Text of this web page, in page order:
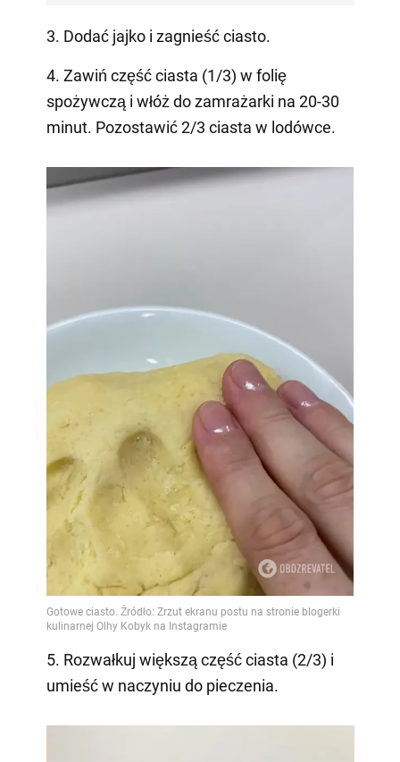
3. Dodać jajko i zagnieść ciasto.
4. Zawiń część ciasta (1/3) w folię
spożywczą i włóż do zamrażarki na 20-30
minut. Pozostawić 2/3 ciasta w lodówce.
5. Rozwałkuj większą część ciasta (2/3) i
umieść w naczyniu do pieczenia.